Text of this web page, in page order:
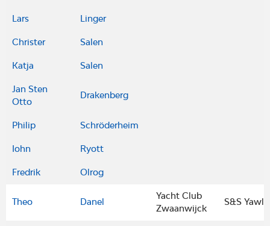
Lars Linger
Christer Salen
Katja Salen
Jan Sten
Otto
Drakenberg
Philip Schröderheim
Iohn Ryott
Fredrik Olrog
Theo Danel
Yacht Club
Zwaanwijck
S&S Yawl